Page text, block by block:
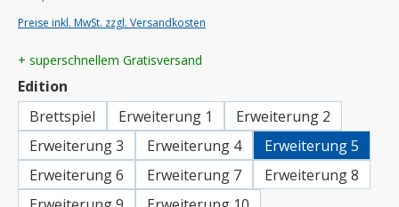
Preise inkl. MwSt. zzgl. Versandkosten
+ superschnellem Gratisversand
Edition
Brettspiel
Erweiterung 1
Erweiterung 2
Erweiterung 3
Erweiterung 4
Erweiterung 5
Erweiterung 6
Erweiterung 7
Erweiterung 8